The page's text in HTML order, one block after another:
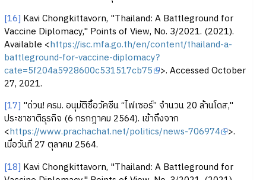
[16] Kavi Chongkittavorn, "Thailand: A Battleground for
Vaccine Diplomacy," Points of View, No. 3/2021. (2021).
Available <https://isc.mfa.go.th/en/content/thailand-a-
battleground-for-vaccine-diplomacy?
cate=5f204a5928600c531517cb75 >. Accessed October
27, 2021.
[17] "ด่วน! ครม. อนุมัติซื้อวัคซีน “ไฟเซอร์” จำนวน 20 ล้านโดส,"
ประชาชาติธุรกิจ (6 กรกฎาคม 2564). เข้าถึงจาก
<https://www.prachachat.net/politics/news-706974 >.
เมื่อวันที่ 27 ตุลาคม 2564.
[18] Kavi Chongkittavorn, "Thailand: A Battleground for